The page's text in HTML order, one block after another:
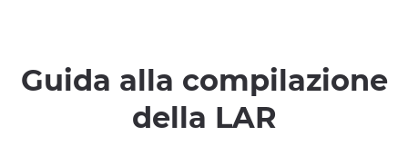
Guida alla compilazione
della LAR